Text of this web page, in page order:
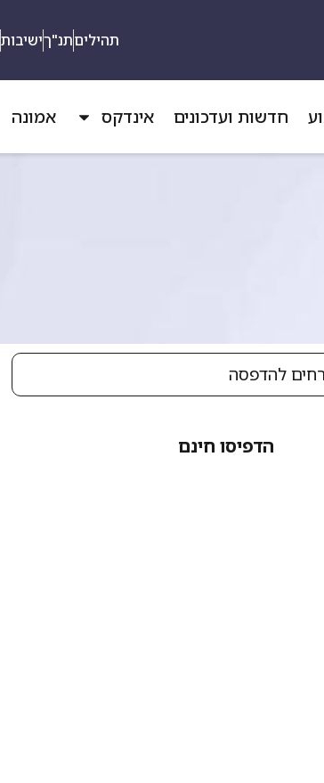
תהיליםתנ"ךישיבות
חדשות ועדכונים אינדקס אמונה
הדפיסו חינם